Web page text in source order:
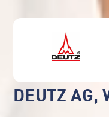
DEUTZ AG,